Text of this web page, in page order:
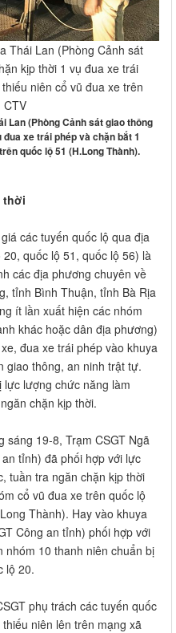
Thái Lan (Phòng Cảnh sát
kịp thời 1 vụ đua xe trái
niên cổ vũ đua xe trên
CTV
Lan (Phòng Cảnh sát giao thông
xe trái phép và chặn bắt 1
quốc lộ 51 (H.Long Thành).
thời
các tuyến quốc lộ qua địa
quốc lộ 51, quốc lộ 56) là
các địa phương chuyên về
tỉnh Bình Thuận, tỉnh Bà Rịa
ít lần xuất hiện các nhóm
khác hoặc dân địa phương)
đua xe trái phép vào khuya
giao thông, an ninh trật tự.
lượng chức năng làm
chặn kịp thời.
sáng 19-8, Trạm CSGT Ngã
tỉnh) đã phối hợp với lực
tuần tra ngăn chặn kịp thời
cổ vũ đua xe trên quốc lộ
Thành). Hay vào khuya
Công an tỉnh) phối hợp với
10 thanh niên chuẩn bị
lộ 20.
phụ trách các tuyến quốc
niên lên trên mạng xã